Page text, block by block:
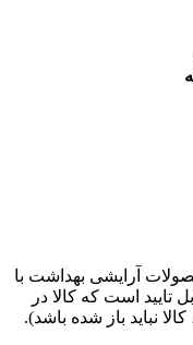
آرایشی بهداشت با
تایید است که کالا در
نباید باز شده باشد).